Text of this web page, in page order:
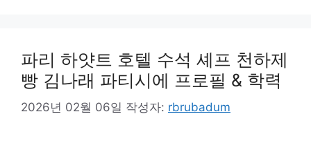
파리 하얏트 호텔 수석 셰프 천하제
빵 김나래 파티시에 프로필 & 학력
2026년 02월 06일 작성자: rbrubadum